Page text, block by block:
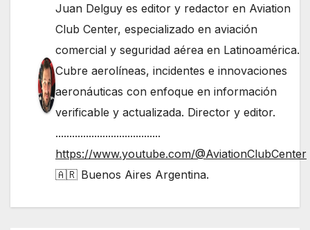
Juan Delguy es editor y redactor en Aviation
Club Center, especializado en aviación
comercial y seguridad aérea en Latinoamérica.
Cubre aerolíneas, incidentes e innovaciones
aeronáuticas con enfoque en información
verificable y actualizada. Director y editor.
......................................
https://www.youtube.com/@AviationClubCenter
🇦🇷 Buenos Aires Argentina.